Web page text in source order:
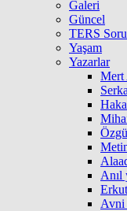
Galeri
Güncel
TERS
Yaşam
Yazarlar
Mert
Anıl
Avni